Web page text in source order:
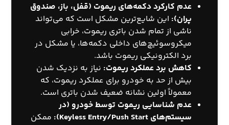
عدم کارکرد دکمه‌های ریموت (قفل، باز، صندوق
پران): این شایع‌ترین مشکل است که می‌تواند
ناشی از تمام شدن باتری ریموت، خرابی
میکروسوئیچ‌های داخلی دکمه‌ها، یا مشکل در
برد الکترونیکی ریموت باشد.
کاهش برد عملکرد ریموت: نیاز به نزدیک شدن
بیش از حد به خودرو برای عملکرد ریموت، که
معمولاً اولین نشانه ضعیف شدن باتری است.
عدم شناسایی ریموت توسط خودرو (در
سیستم‌های Keyless Entry/Push Start):
ممکن